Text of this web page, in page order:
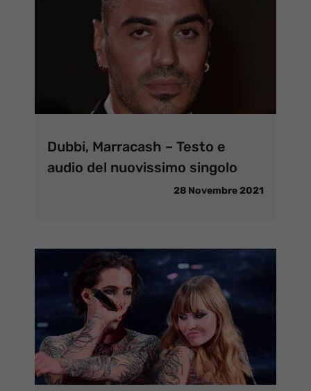
Dubbi, Marracash – Testo e
audio del nuovissimo singolo
28 Novembre 2021